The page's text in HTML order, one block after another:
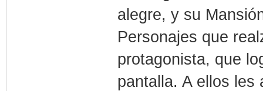
alegre, y su
Personajes que
protagonista, que
pantalla. A ellos les